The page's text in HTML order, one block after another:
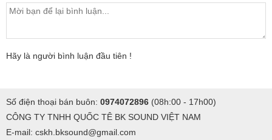
Hãy là người bình luận đầu tiên !
Số điện thoại bán buôn: 0974072896 (08h:00 - 17h00)
CÔNG TY TNHH QUỐC TÊ BK SOUND VIỆT NAM
E-mail: cskh.bksound@gmail.com